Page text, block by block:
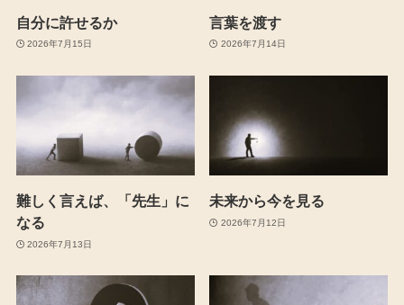
自分に許せるか
2026年7月15日
言葉を渡す
2026年7月14日
難しく言えば、「先生」に
なる
2026年7月13日
未来から今を見る
2026年7月12日